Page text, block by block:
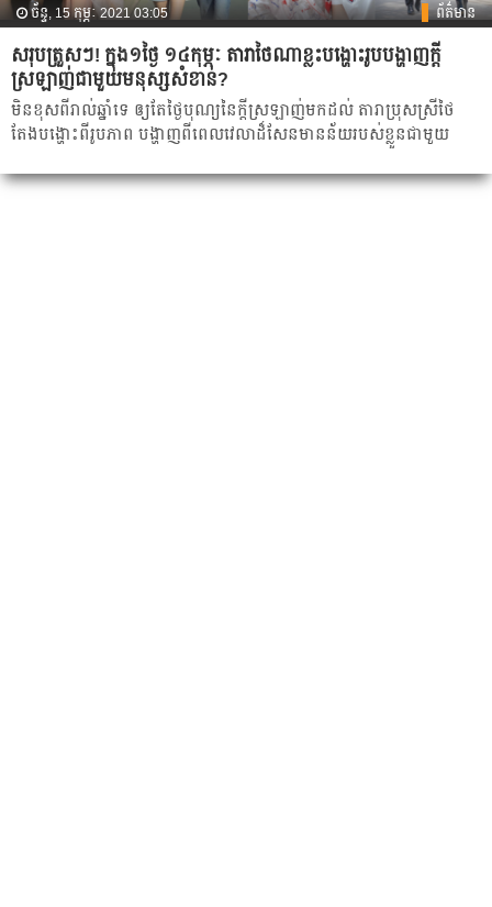
ច័ន្ទ, 15 កុម្ភៈ 2021 03:05 ព័ត៌មាន
សរុបត្រួសៗ! ក្នុង១ថ្ងៃ ១៤កុម្ភៈ តារាថៃណាខ្លះបង្ហោះរូបបង្ហាញក្ដី
ស្រឡាញ់ជាមួយមនុស្សសំខាន់?
មិនខុសពីរាល់ឆ្នាំទេ ឲ្យតែថ្ងៃបុណ្យនៃក្ដីស្រឡាញ់មក​ដល់ តារា​ប្រុសស្រី​ថៃ​
តែង​បង្ហោះពីរូបភាព​ បង្ហាញពីពេល​វេលាដ៏សែន​មាន​ន័យ​របស់ខ្លួន​ជាមួយ​